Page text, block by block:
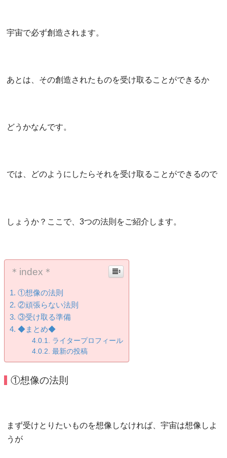
宇宙で必ず創造されます。
あとは、その創造されたものを受け取ることができるか
どうかなんです。
では、どのようにしたらそれを受け取ることができるので
しょうか？ここで、3つの法則をご紹介します。
＊index＊
①想像の法則
②頑張らない法則
③受け取る準備
◆まとめ◆
ライタープロフィール
最新の投稿
①想像の法則
まず受けとりたいものを想像しなければ、宇宙は想像しよ
うが